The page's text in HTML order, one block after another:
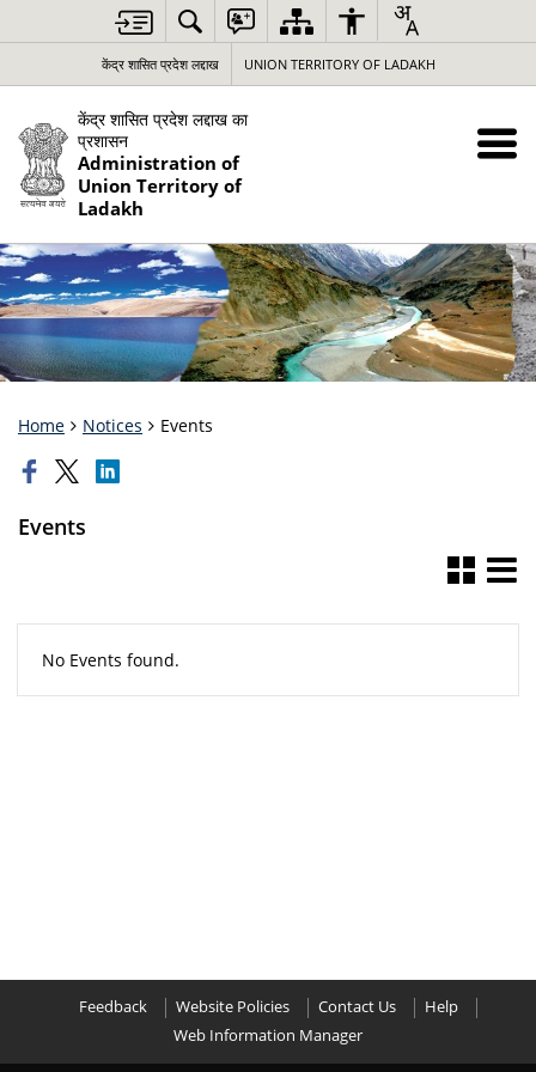
केंद्र शासित प्रदेश लद्दाख UNION TERRITORY OF LADAKH
केंद्र शासित प्रदेश लद्दाख का
प्रशासन
Administration of
Union Territory of
Ladakh
Home Notices Events
Events
No Events found.
Feedback Website Policies Contact Us
Help
Web Information Manager